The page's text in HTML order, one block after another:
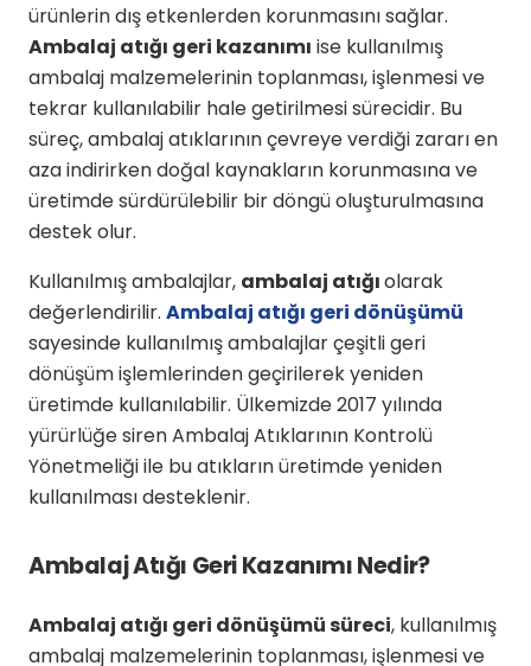
ürünlerin dış etkenlerden korunmasını sağlar.
Ambalaj atığı geri kazanımı ise kullanılmış
ambalaj malzemelerinin toplanması, işlenmesi ve
tekrar kullanılabilir hale getirilmesi sürecidir. Bu
süreç, ambalaj atıklarının çevreye verdiği zararı en
aza indirirken doğal kaynakların korunmasına ve
üretimde sürdürülebilir bir döngü oluşturulmasına
destek olur.
Kullanılmış ambalajlar, ambalaj atığıolarak
değerlendirilir. Ambalaj atığı geri dönüşümü
sayesinde kullanılmış ambalajlar çeşitli geri
dönüşüm işlemlerinden geçirilerek yeniden
üretimde kullanılabilir. Ülkemizde 2017 yılında
yürürlüğe siren Ambalaj Atıklarının Kontrolü
Yönetmeliği ile bu atıkların üretimde yeniden
kullanılması desteklenir.
Ambalaj Atığı Geri Kazanımı Nedir?
Ambalaj atığı geri dönüşümü süreci, kullanılmış
ambalaj malzemelerinin toplanması, işlenmesi ve